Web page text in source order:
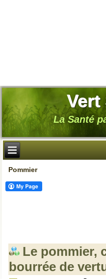
Vert
La Santé
Pommier
Le pommier,
bourrée de